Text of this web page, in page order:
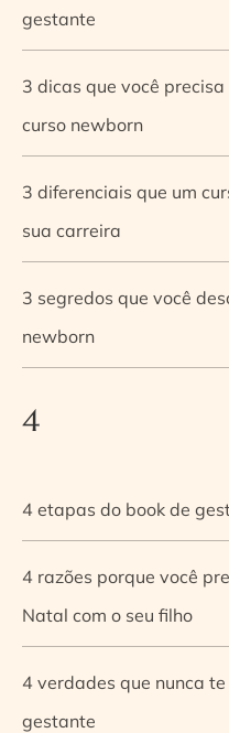
gestante
3 dicas que você
curso newborn
3 diferenciais que um
sua carreira
3 segredos que você
newborn
4
4 etapas do book de
4 razões porque você
Natal com o seu filho
4 verdades que nunca
gestante